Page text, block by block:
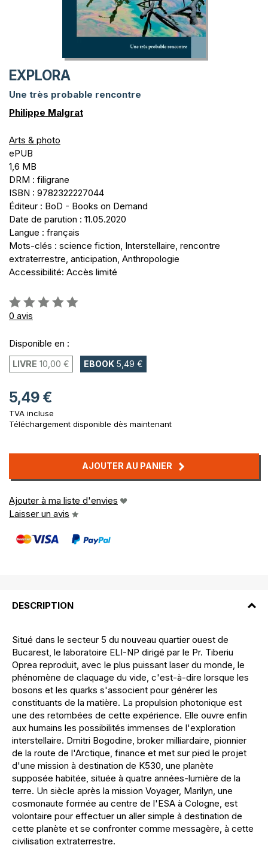
EXPLORA
Une très probable rencontre
Philippe Malgrat
Arts & photo
ePUB
1,6 MB
DRM : filigrane
ISBN : 9782322227044
Éditeur : BoD - Books on Demand
Date de parution : 11.05.2020
Langue : français
Mots-clés : science fiction, Interstellaire, rencontre
extraterrestre, anticipation, Anthropologie
Accessibilité: Accès limité
Évaluation:
0%
0 avis
Disponible en :
LIVRE 10,00 € EBOOK 5,49 €
5,49 €
TVA incluse
Téléchargement disponible dès maintenant
AJOUTER AU PANIER
Ajouter à ma liste d'envies
Laisser un avis
DESCRIPTION
Situé dans le secteur 5 du nouveau quartier ouest de
Bucarest, le laboratoire ELI-NP dirigé par le Pr. Tiberiu
Oprea reproduit, avec le plus puissant laser du monde, le
phénomène de claquage du vide, c'est-à-dire lorsque les
bosons et les quarks s'associent pour générer les
constituants de la matière. La propulsion photonique est
une des retombées de cette expérience. Elle ouvre enfin
aux humains les possibilités immenses de l'exploration
interstellaire. Dmitri Bogodine, broker milliardaire, pionnier
de la route de l'Arctique, finance et met sur pied le projet
d'une mission à destination de K530, une planète
supposée habitée, située à quatre années-lumière de la
terre. Un siècle après la mission Voyager, Marilyn, une
cosmonaute formée au centre de l'ESA à Cologne, est
volontaire pour effectuer un aller simple à destination de
cette planète et se confronter comme messagère, à cette
civilisation extraterrestre.